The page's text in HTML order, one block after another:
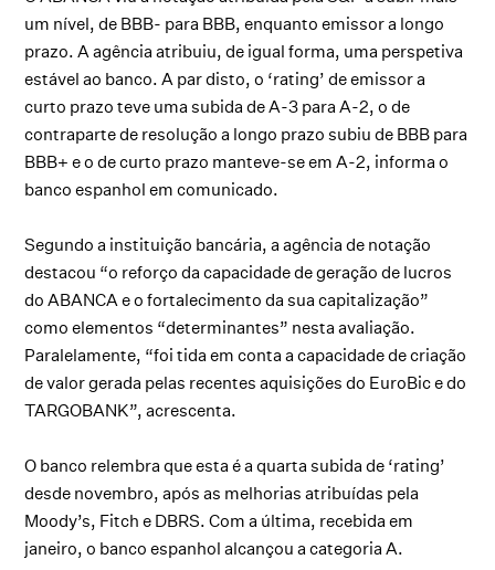
um nível, de BBB- para BBB, enquanto emissor a longo
prazo. A agência atribuiu, de igual forma, uma perspetiva
estável ao banco. A par disto, o ‘rating’ de emissor a
curto prazo teve uma subida de A-3 para A-2, o de
contraparte de resolução a longo prazo subiu de BBB para
BBB+ e o de curto prazo manteve-se em A-2, informa o
banco espanhol em comunicado.
Segundo a instituição bancária, a agência de notação
destacou “o reforço da capacidade de geração de lucros
do ABANCA e o fortalecimento da sua capitalização”
como elementos “determinantes” nesta avaliação.
Paralelamente, “foi tida em conta a capacidade de criação
de valor gerada pelas recentes aquisições do EuroBic e do
TARGOBANK”, acrescenta.
O banco relembra que esta é a quarta subida de ‘rating’
desde novembro, após as melhorias atribuídas pela
Moody’s, Fitch e DBRS. Com a última, recebida em
janeiro, o banco espanhol alcançou a categoria A.